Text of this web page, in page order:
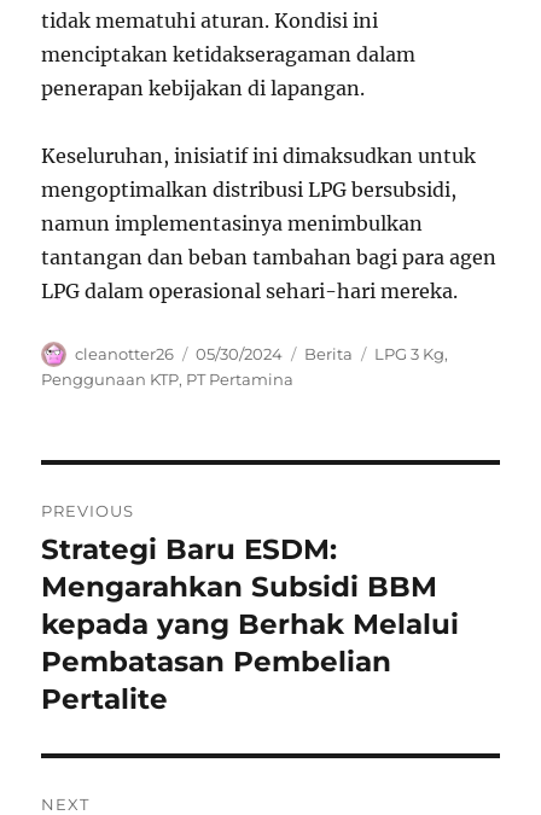
tidak mematuhi aturan. Kondisi ini
menciptakan ketidakseragaman dalam
penerapan kebijakan di lapangan.
Keseluruhan, inisiatif ini dimaksudkan untuk
mengoptimalkan distribusi LPG bersubsidi,
namun implementasinya menimbulkan
tantangan dan beban tambahan bagi para agen
LPG dalam operasional sehari-hari mereka.
Author
cleanotter26
Posted
on
05/30/2024 Categories
Berita Tags
LPG 3 Kg,
Penggunaan KTP, PT Pertamina
pos
PREVIOUS
Previous
post:
Strategi Baru ESDM:
Mengarahkan Subsidi BBM
kepada yang Berhak Melalui
Pembatasan Pembelian
Pertalite
NEXT